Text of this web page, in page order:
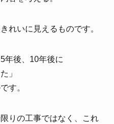
れいに見えるものです。
年後、10年後に
」
す。
りの工事ではなく、これ